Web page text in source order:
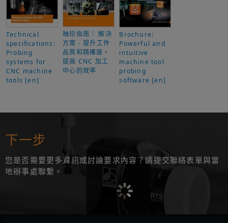
Technical
specifications:
Probing
systems for
CNC machine
tools [en]
袖珍指南： 解決
方案 - 提升工件
品質和精確度，
提高 CNC 加工
中心的效率
Brochure:
Powerful and
intuitive
machine tool
probing
software [en]
下一步
您是否需要更多資訊或討論要求內容？請提交聯絡表單與當
地辦事處聯繫。